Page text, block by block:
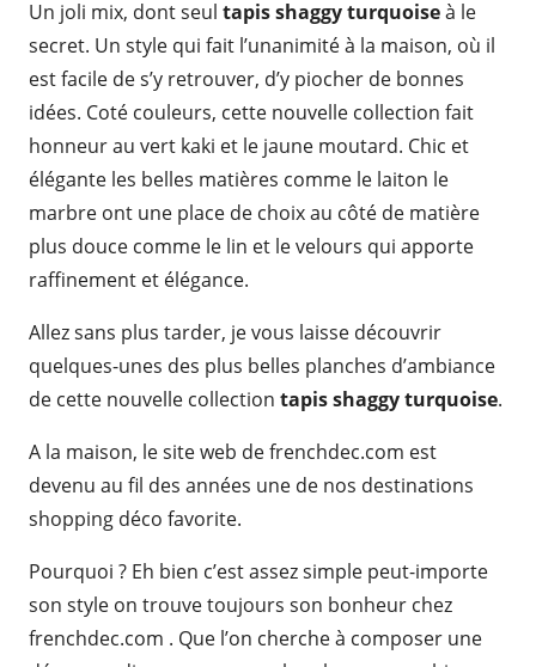
Un joli mix, dont seul tapis shaggy turquoiseà le
secret. Un style qui fait l’unanimité à la maison, où il
est facile de s’y retrouver, d’y piocher de bonnes
idées. Coté couleurs, cette nouvelle collection fait
honneur au vert kaki et le jaune moutard. Chic et
élégante les belles matières comme le laiton le
marbre ont une place de choix au côté de matière
plus douce comme le lin et le velours qui apporte
raffinement et élégance.
Allez sans plus tarder, je vous laisse découvrir
quelques-unes des plus belles planches d’ambiance
de cette nouvelle collection tapis shaggy turquoise.
A la maison, le site web de frenchdec.com est
devenu au fil des années une de nos destinations
shopping déco favorite.
Pourquoi ? Eh bien c’est assez simple peut-importe
son style on trouve toujours son bonheur chez
frenchdec.com . Que l’on cherche à composer une